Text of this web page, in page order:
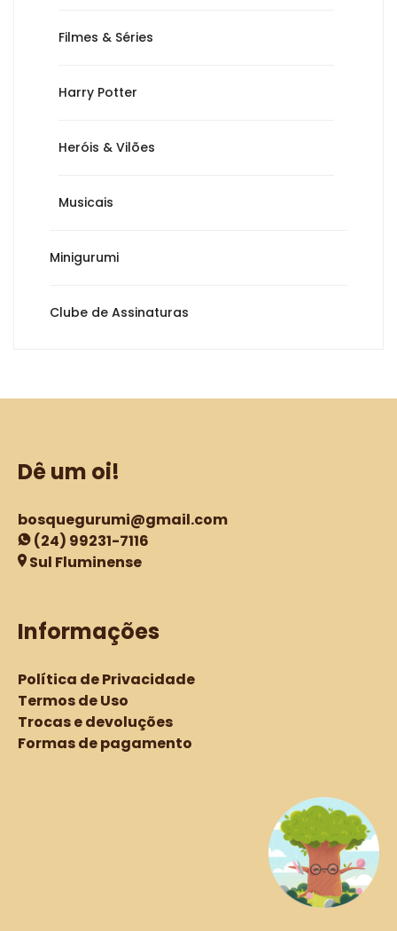
Filmes & Séries
Harry Potter
Heróis & Vilões
Musicais
Minigurumi
Clube de Assinaturas
Dê um oi!
bosquegurumi@gmail.com
(24) 99231-7116
Sul Fluminense
Informações
Política de Privacidade
Termos de Uso
Trocas e devoluções
Formas de pagamento